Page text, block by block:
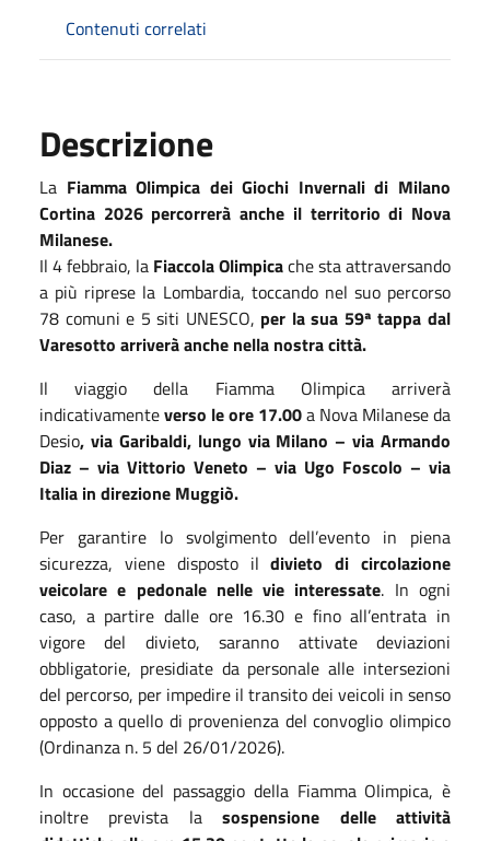
Contenuti correlati
Descrizione
La Fiamma Olimpica dei Giochi Invernali di Milano
Cortina 2026 percorrerà anche il territorio di Nova
Milanese.
Il 4 febbraio, la Fiaccola Olimpicache sta attraversando
a più riprese la Lombardia, toccando nel suo percorso
78 comuni e 5 siti UNESCO, per la sua 59ª tappa dal
Varesotto arriverà anche nella nostra città.
Il viaggio della Fiamma Olimpica arriverà
indicativamenteverso le ore 17.00a Nova Milanese da
Desio, via Garibaldi, lungo via Milano – via Armando
Diaz – via Vittorio Veneto – via Ugo Foscolo – via
Italia in direzione Muggiò.
Per garantire lo svolgimento dell’evento in piena
sicurezza, viene disposto ildivieto di circolazione
veicolare e pedonale nelle vie interessate. In ogni
caso, a partire dalle ore 16.30 e fino all’entrata in
vigore del divieto, saranno attivate deviazioni
obbligatorie, presidiate da personale alle intersezioni
del percorso, per impedire il transito dei veicoli in senso
opposto a quello di provenienza del convoglio olimpico
(Ordinanza n. 5 del 26/01/2026).
In occasione del passaggio della Fiamma Olimpica, è
inoltre prevista lasospensione delle attività